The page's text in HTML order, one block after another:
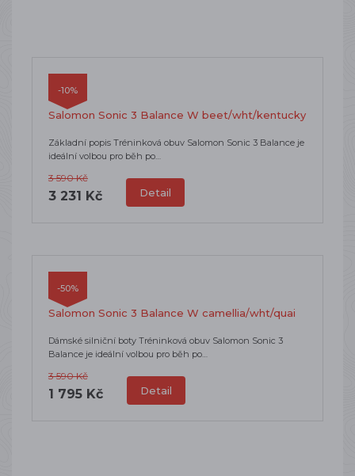
-10%
Salomon Sonic 3 Balance W beet/wht/kentucky
Základní popis Tréninková obuv Salomon Sonic 3 Balance je
ideální volbou pro běh po…
3 590 Kč
3 231 Kč Detail
-50%
Salomon Sonic 3 Balance W camellia/wht/quai
Dámské silniční boty Tréninková obuv Salomon Sonic 3
Balance je ideální volbou pro běh po…
3 590 Kč
1 795 Kč Detail